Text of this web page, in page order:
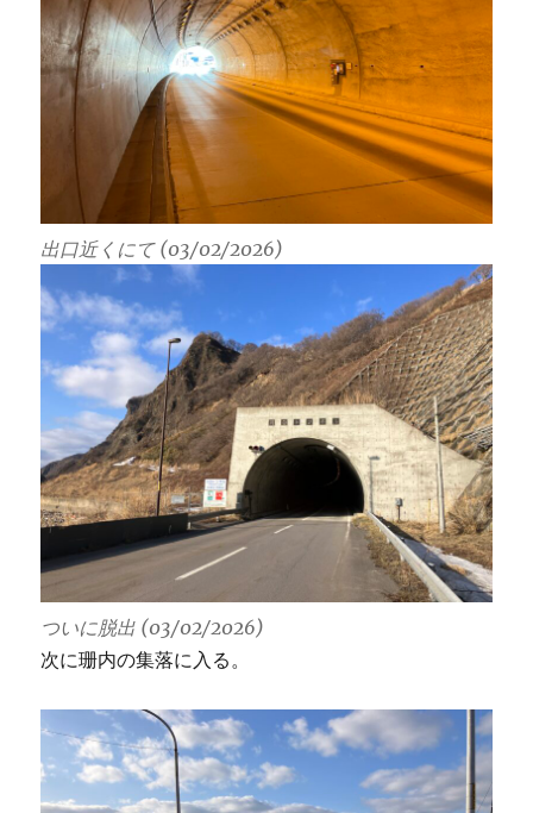
出口近くにて (03/02/2026)
ついに脱出 (03/02/2026)
次に珊内の集落に入る。